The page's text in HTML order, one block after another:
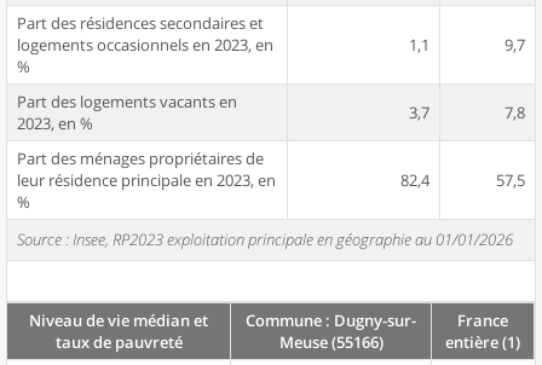
Part des résidences secondaires et
logements occasionnels en 2023, en
%
1,1 9,7
Part des logements vacants en
2023, en %
3,7 7,8
Part des ménages propriétaires de
leur résidence principale en 2023, en
%
82,4 57,5
Source : Insee, RP2023 exploitation principale en géographie au 01/01/2026
Niveau de vie médian et
taux de pauvreté
Commune : Dugny-sur-
Meuse (55166)
France
entière (1)